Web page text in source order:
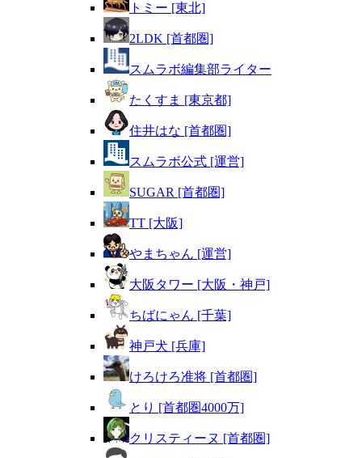
トミー [東北]
2LDK [首都圏]
スムラボ編集部ライター
たくすま [東京都]
住井はな [首都圏]
スムラボ公式 [運営]
SUGAR [首都圏]
TT [大阪]
やまちゃん [運営]
大阪タワー [大阪・神戸]
ちばにゃん [千葉]
神戸犬 [兵庫]
けろけろ准将 [首都圏]
とり [首都圏4000万]
クリスティーヌ [首都圏]